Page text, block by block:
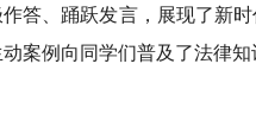
答、踊跃发言，展现了新
案例向同学们普及了法律知